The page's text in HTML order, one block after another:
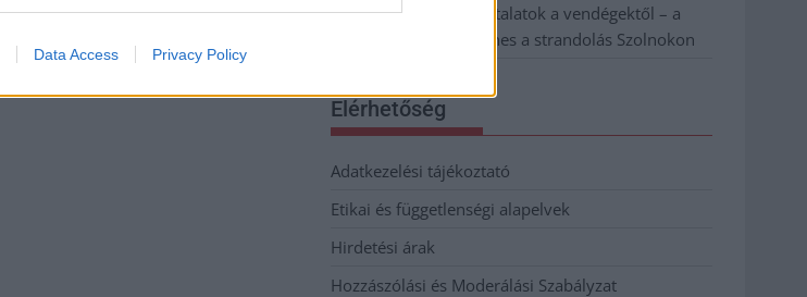
Data Access Privacy Policy
Ilyenek eddig a tapasztalatok a vendégektől – a
hőhullám miatt ingyenes a strandolás Szolnokon
Elérhetőség
Adatkezelési tájékoztató
Etikai és függetlenségi alapelvek
Hirdetési árak
Hozzászólási és Moderálási Szabályzat